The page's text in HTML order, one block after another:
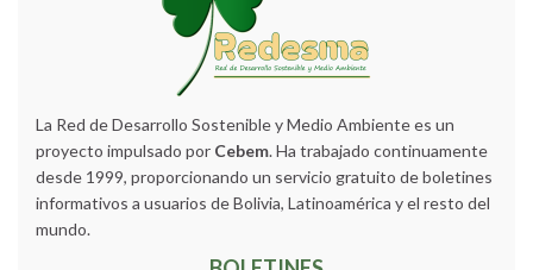
La Red de Desarrollo Sostenible y Medio Ambiente es un
proyecto impulsado por Cebem. Ha trabajado continuamente
desde 1999, proporcionando un servicio gratuito de boletines
informativos a usuarios de Bolivia, Latinoamérica y el resto del
mundo.